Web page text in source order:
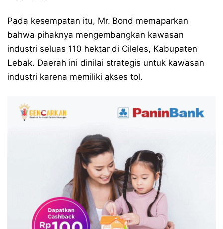
Pada kesempatan itu, Mr. Bond memaparkan
bahwa pihaknya mengembangkan kawasan
industri seluas 110 hektar di Cileles, Kabupaten
Lebak. Daerah ini dinilai strategis untuk kawasan
industri karena memiliki akses tol.